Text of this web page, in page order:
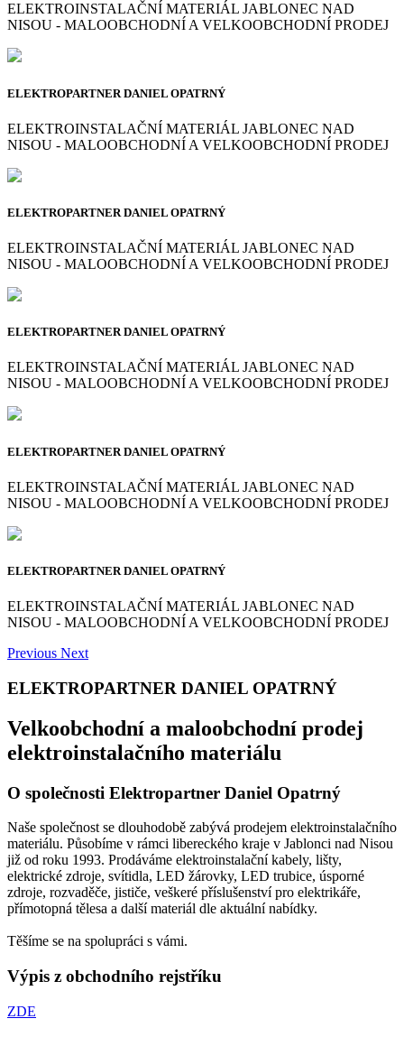
ELEKTROINSTALAČNÍ MATERIÁL JABLONEC NAD
NISOU - MALOOBCHODNÍ A VELKOOBCHODNÍ PRODEJ
ELEKTROPARTNER DANIEL OPATRNÝ
ELEKTROINSTALAČNÍ MATERIÁL JABLONEC NAD
NISOU - MALOOBCHODNÍ A VELKOOBCHODNÍ PRODEJ
ELEKTROPARTNER DANIEL OPATRNÝ
ELEKTROINSTALAČNÍ MATERIÁL JABLONEC NAD
NISOU - MALOOBCHODNÍ A VELKOOBCHODNÍ PRODEJ
ELEKTROPARTNER DANIEL OPATRNÝ
ELEKTROINSTALAČNÍ MATERIÁL JABLONEC NAD
NISOU - MALOOBCHODNÍ A VELKOOBCHODNÍ PRODEJ
ELEKTROPARTNER DANIEL OPATRNÝ
ELEKTROINSTALAČNÍ MATERIÁL JABLONEC NAD
NISOU - MALOOBCHODNÍ A VELKOOBCHODNÍ PRODEJ
ELEKTROPARTNER DANIEL OPATRNÝ
ELEKTROINSTALAČNÍ MATERIÁL JABLONEC NAD
NISOU - MALOOBCHODNÍ A VELKOOBCHODNÍ PRODEJ
Previous Next
ELEKTROPARTNER DANIEL OPATRNÝ
Velkoobchodní a maloobchodní prodej
elektroinstalačního materiálu
O společnosti Elektropartner Daniel Opatrný
Naše společnost se dlouhodobě zabývá prodejem elektroinstalačního
materiálu. Působíme v rámci libereckého kraje v Jablonci nad Nisou
již od roku 1993. Prodáváme elektroinstalační kabely, lišty,
elektrické zdroje, svítidla, LED žárovky, LED trubice, úsporné
zdroje, rozvaděče, jističe, veškeré příslušenství pro elektrikáře,
přímotopná tělesa a další materiál dle aktuální nabídky.
Těšíme se na spolupráci s vámi.
Výpis z obchodního rejstříku
ZDE